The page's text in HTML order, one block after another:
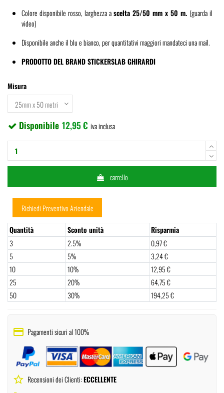
Colore disponibile rosso, larghezza ascelta 25/50 mm x 50 m. (guarda il
video)
Disponibile anche il blu e bianco, per quantitativi maggiori mandateci una mail.
PRODOTTO DEL BRAND STICKERSLAB GHIRARDI
Misura
Disponibile 12,95 € iva inclusa
carrello
Richiedi Preventivo Aziendale
Quantità Sconto unità
Risparmia
3
2.5%
0,97 €
5
5%
3,24 €
10
10%
12,95 €
25
20%
64,75 €
50
30% 194,25 €
payment Pagamenti sicuri al 100%
star_border Recensioni dei Clienti:ECCELLENTE